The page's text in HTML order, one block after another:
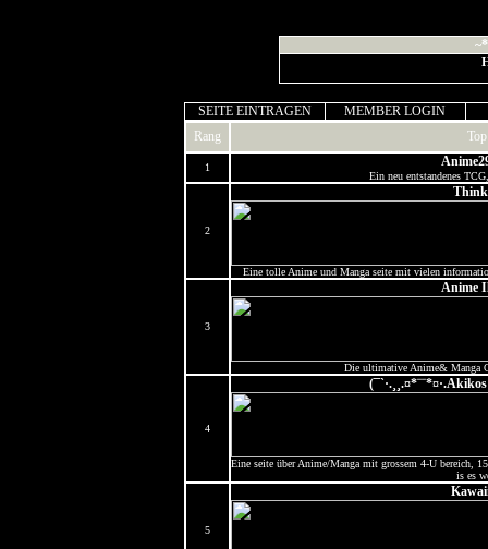
SEITE EINTRAGEN
MEMBER LOGIN
Rang
1
Ein neu entstandenes
2
Eine tolle Anime und Manga seite mit vielen
3
Anime
Die ultimative Anime& Manga
4
Eine seite über Anime/Manga mit grossem 4-U bereich,
is es
5